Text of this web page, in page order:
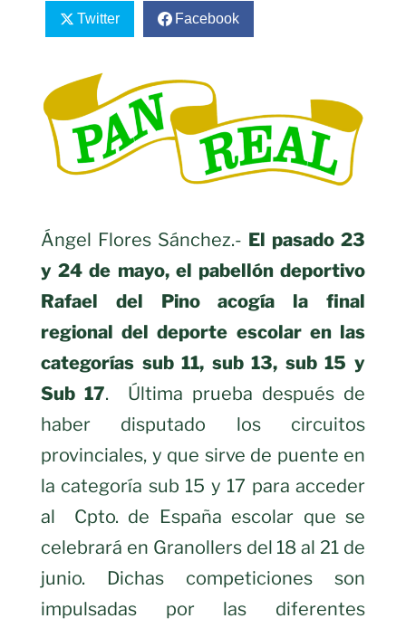
Twitter Facebook
Ángel Flores Sánchez.- El pasado 23
y 24 de mayo, el pabellón deportivo
Rafael del Pino acogía la final
regional del deporte escolar en las
categorías sub 11, sub 13, sub 15 y
Sub 17. Última prueba después de
haber disputado los circuitos
provinciales, y que sirve de puente en
la categoría sub 15 y 17 para acceder
al Cpto. de España escolar que se
celebrará en Granollers del 18 al 21 de
junio. Dichas competiciones son
impulsadas por las diferentes